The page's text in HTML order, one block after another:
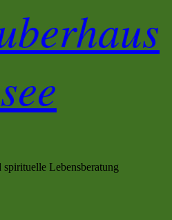
Lebensberatung